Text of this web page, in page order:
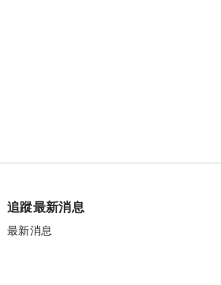
追蹤最新消息
最新消息